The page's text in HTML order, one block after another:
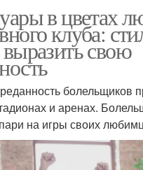
в цветах
клуба:
свою
болельщиков
и аренах.
на игры своих